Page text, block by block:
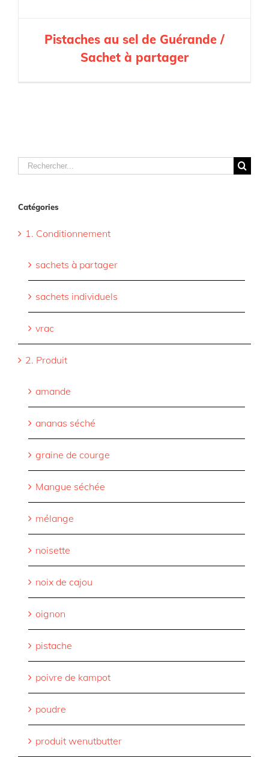
Pistaches au sel de Guérande /
Sachet à partager
Rechercher
Catégories
1. Conditionnement
sachets à partager
sachets individuels
vrac
2. Produit
amande
ananas séché
graine de courge
Mangue séchée
mélange
noisette
noix de cajou
oignon
pistache
poivre de kampot
poudre
produit wenutbutter